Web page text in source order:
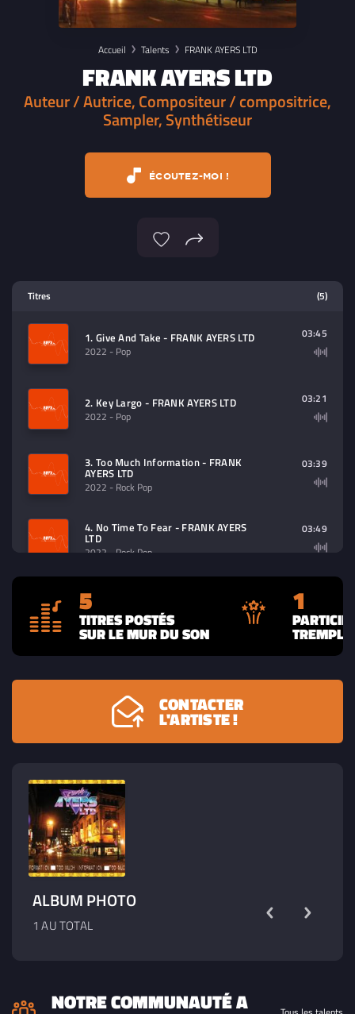
Accueil Talents FRANK AYERS LTD
FRANK AYERS LTD
Auteur / Autrice, Compositeur / compositrice,
Sampler, Synthétiseur
ÉCOUTEZ-MOI !
contenu à lire (audio/video)
Titres (5)
1. Give And Take - FRANK AYERS LTD
2022 - Pop
03:45
2. Key Largo - FRANK AYERS LTD
2022 - Pop
03:21
3. Too Much Information - FRANK
AYERS LTD
2022 - Rock Pop
03:39
4. No Time To Fear - FRANK AYERS
LTD
2022 - Rock Pop
03:49
5. Perfect - FRANK AYERS LTD
2022 - Rock Pop
03:37
5
TITRES POSTÉS
SUR LE MUR DU SON
1
CONTACTER
L'ARTISTE !
ALBUM PHOTO
1 AU TOTAL
NOTRE COMMUNAUTÉ A